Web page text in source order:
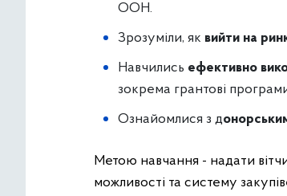
ООН.
Зрозуміли, як вийти на
Навчились ефективно
зокрема грантові
Ознайомлися з д
Метою навчання - надати
можливості та систему